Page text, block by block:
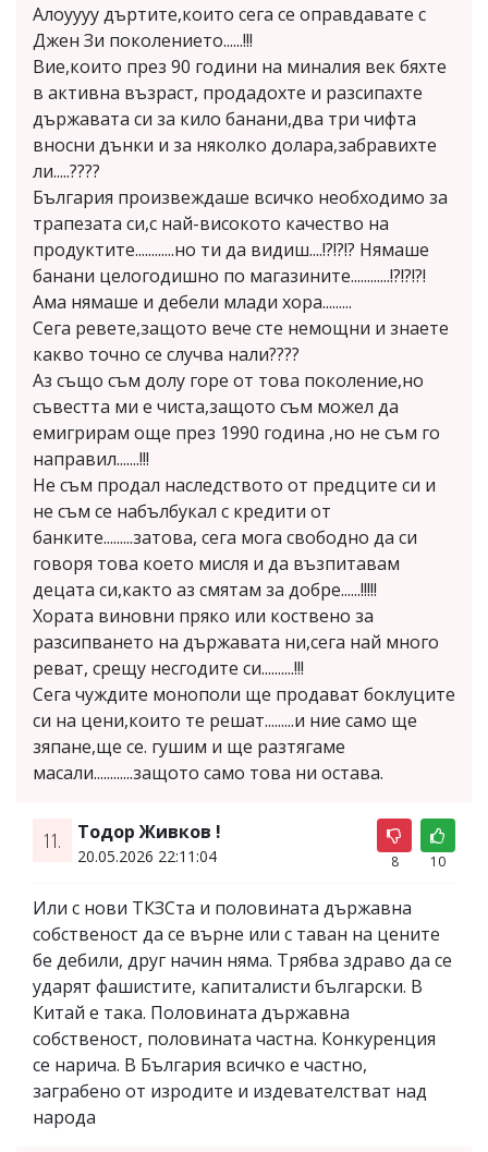
Алоуууу дъртите,които сега се оправдавате с
Джен Зи поколението......!!!
Вие,които през 90 години на миналия век бяхте
в активна възраст, продадохте и разсипахте
държавата си за кило банани,два три чифта
вносни дънки и за няколко долара,забравихте
ли.....????
България произвеждаше всичко необходимо за
трапезата си,с най-високото качество на
продуктите............но ти да видиш....!?!?!? Нямаше
банани целогодишно по магазините............!?!?!?!
Ама нямаше и дебели млади хора.........
Сега ревете,защото вече сте немощни и знаете
какво точно се случва нали????
Аз също съм долу горе от това поколение,но
съвестта ми е чиста,защото съм можел да
емигрирам още през 1990 година ,но не съм го
направил.......!!!
Не съм продал наследството от предците си и
не съм се набълбукал с кредити от
банките.........затова, сега мога свободно да си
говоря това което мисля и да възпитавам
децата си,както аз смятам за добре......!!!!!
Хората виновни пряко или коствено за
разсипването на държавата ни,сега най много
реват, срещу несгодите си..........!!!
Сега чуждите монополи ще продават боклуците
си на цени,които те решат.........и ние само ще
зяпане,ще се. гушим и ще разтягаме
масали............защото само това ни остава.
11. Тодор Живков !
20.05.2026 22:11:04 8 10
Или с нови ТКЗСта и половината държавна
собственост да се върне или с таван на цените
бе дебили, друг начин няма. Трябва здраво да се
ударят фашистите, капиталисти български. В
Китай е така. Половината държавна
собственост, половината частна. Конкуренция
се нарича. В България всичко е частно,
заграбено от изродите и издевателстват над
народа